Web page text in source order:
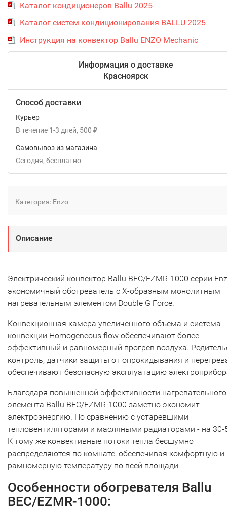
Каталог кондиционеров Ballu 2025
Каталог систем кондиционирования BALLU 2025
Инструкция на конвектор Ballu ENZO Mechanic
Информация о доставке
Красноярск
Способ доставки
Курьер
В течение 1-3 дней 500 ₽
Самовывоз из магазина
Сегодня
Бесплатно
Категория: Enzo
Описание
Электрический конвектор Ballu BEC/EZMR-1000 серии
экономичный обогреватель с Х-образным монолитным
нагревательным элементом Double G Force.
Конвекционная камера увеличенного объема и система
конвекции Homogeneous flow обеспечивают более
эффективный и равномерный прогрев воздуха.
контроль, датчики защиты от опрокидывания и
обеспечивают безопасную эксплуатацию
Благодаря повышенной эффективности нагревательного
элемента Ballu BEC/EZMR-1000 заметно экономит
электроэнергию. По сравнению с устаревшими
тепловентиляторами и масляными радиаторами - на 30-
К тому же конвективные потоки тепла бесшумно
распределяются по комнате, обеспечивая комфортную и
рамномерную температуру по всей площади.
Особенности обогревателя Ballu
BEC/EZMR-1000: